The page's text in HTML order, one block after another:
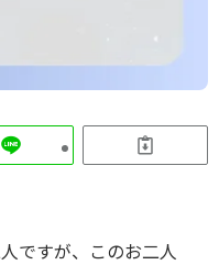
ですが、このお二人